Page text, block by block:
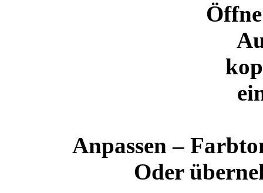
Anpassen –
Oder